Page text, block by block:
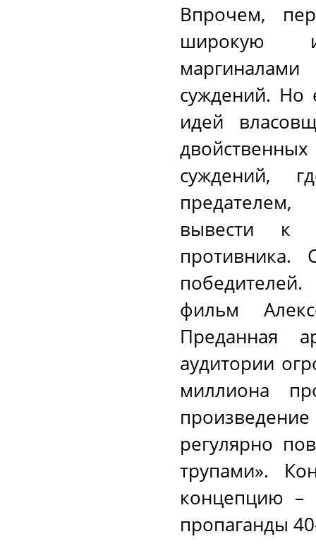
Впрочем,
широкую
суждений. Но
идей
суждений,
вывести к
противника.
фильм
Преданная
аудитории
миллиона
регулярно
трупами».
концепцию –
пропаганды